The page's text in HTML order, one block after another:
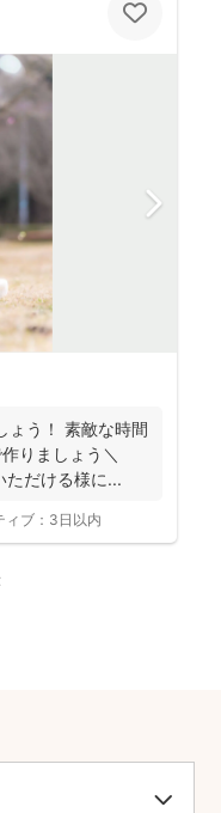
ょう！ 素敵な時間
りましょう＼
だける様に...
ブ： 3日以内